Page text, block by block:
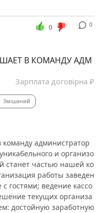
0
0
В КОМАНДУ АДМ
Зарплата договірна ₽
Змішаний
администратор
и организо
станет частью нашей ко
работы заведен
гостями; ведение кассо
текущих организа
достойную заработную